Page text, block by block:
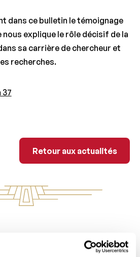
dans ce bulletin le témoignage
nous explique le rôle décisif de la
sa carrière de chercheur et
recherches.
37
Retour aux
Retour aux actualités